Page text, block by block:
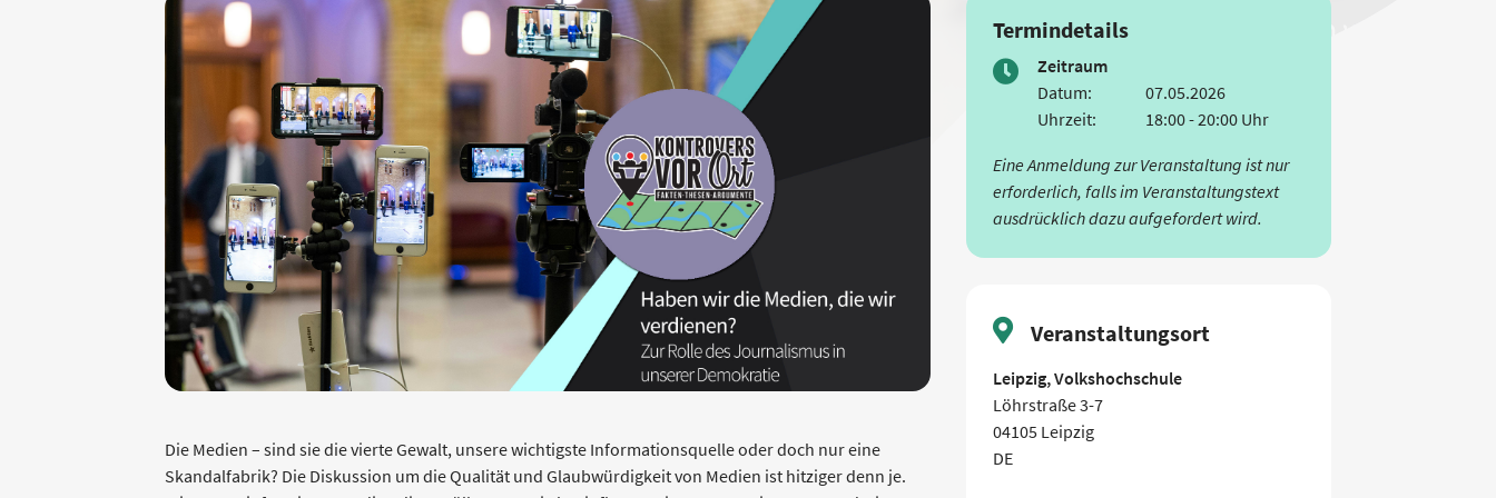
Die Medien – sind sie die vierte Gewalt, unsere wichtigste Informationsquelle oder doch nur eine
Skandalfabrik? Die Diskussion um die Qualität und Glaubwürdigkeit von Medien ist hitziger denn je.
Termindetails
Zeitraum
Datum:
07.05.2026
Uhrzeit:
18:00 - 20:00 Uhr
Eine Anmeldung zur Veranstaltung ist nur
erforderlich, falls im Veranstaltungstext
ausdrücklich dazu aufgefordert wird.
Veranstaltungsort
Leipzig, Volkshochschule
Löhrstraße 3-7
04105 Leipzig
DE